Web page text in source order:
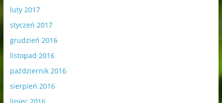
luty 2017
styczeń 2017
grudzień 2016
listopad 2016
październik 2016
sierpień 2016